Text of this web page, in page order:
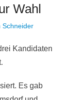
Wahl
Schneider
Kandidaten
Es gab